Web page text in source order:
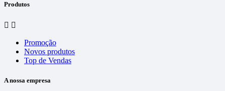
Produtos
 
Promoção
Novos produtos
Top de Vendas
A nossa empresa